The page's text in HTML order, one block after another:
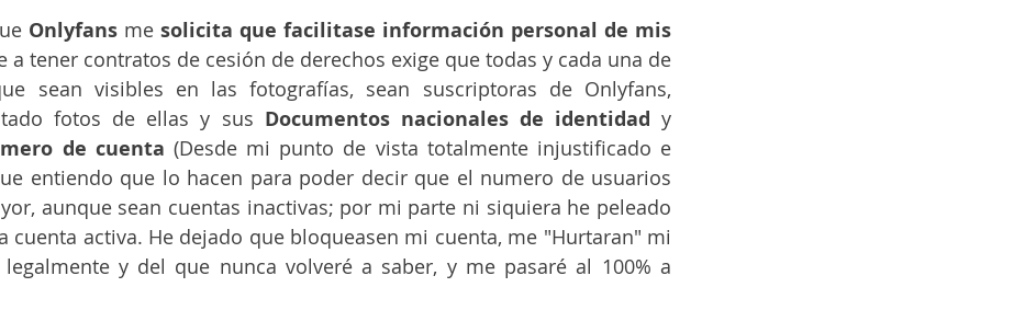
Onlyfans me solicita que facilitase información personal de mis
a tener contratos de cesión de derechos exige que todas y cada una de
sean visibles en las fotografías, sean suscriptoras de Onlyfans,
fotos de ellas y sus Documentos nacionales de identidad y
de cuenta (Desde mi punto de vista totalmente injustificado e
entiendo que lo hacen para poder decir que el numero de usuarios
aunque sean cuentas inactivas; por mi parte ni siquiera he peleado
cuenta activa. He dejado que bloqueasen mi cuenta, me "Hurtaran" mi
y del que nunca volveré a saber, y me pasaré al 100% a